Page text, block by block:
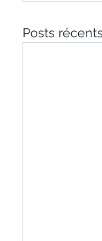
Posts récents